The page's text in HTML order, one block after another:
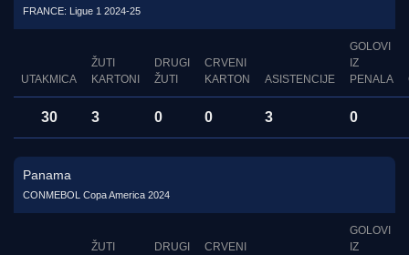
FRANCE: Ligue 1 2024-25
UTAKMICA
ŽUTI
KARTONI
DRUGI
ŽUTI
CRVENI
KARTON
ASISTENCIJE
GOLOVI
IZ
PENALA
30 3 0 0 3 0
Panama
CONMEBOL Copa America 2024
ŽUTI
DRUGI
CRVENI
GOLOVI
IZ